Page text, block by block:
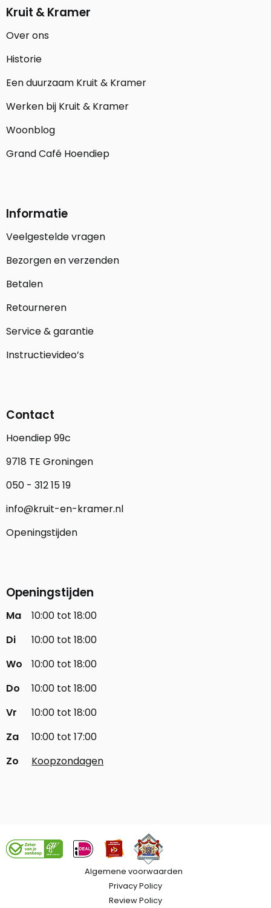
Kruit & Kramer
Over ons
Historie
Een duurzaam Kruit & Kramer
Werken bij Kruit & Kramer
Woonblog
Grand Café Hoendiep
Informatie
Veelgestelde vragen
Bezorgen en verzenden
Betalen
Retourneren
Service & garantie
Instructievideo’s
Contact
Hoendiep 99c
9718 TE Groningen
050 - 312 15 19
info@kruit-en-kramer.nl
Openingstijden
Openingstijden
Ma
10:00 tot 18:00
Di
10:00 tot 18:00
Wo
10:00 tot 18:00
Do
10:00 tot 18:00
Vr
10:00 tot 18:00
Za
10:00 tot 17:00
Zo
Koopzondagen
Algemene voorwaarden
Privacy Policy
Review Policy